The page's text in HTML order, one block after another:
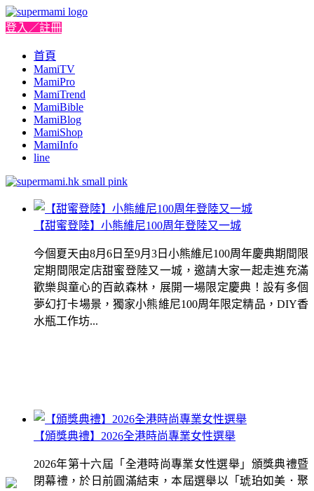
登入／註冊
首頁
MamiTV
MamiPro
MamiTrend
MamiBible
MamiBlog
MamiShop
MamiInfo
line
【甜蜜登陸】小熊維尼100周年登陸又一城
今個夏天由8月6日至9月3日小熊維尼100周年慶典期間限
定期間限定店甜蜜登陸又一城，邀請大家一起走進充滿
歡樂與童心的百畝森林，展開一場限定慶典！設有多個
夢幻打卡場景，獨家小熊維尼100周年限定精品，DIY香
水瓶工作坊...
【頒獎典禮】2026全港時尚專業女性選舉
2026年第十六屆「全港時尚專業女性選舉」頒獎典禮暨
閉幕禮，於日前圓滿結束，本屆選舉以「琥珀如美．聚